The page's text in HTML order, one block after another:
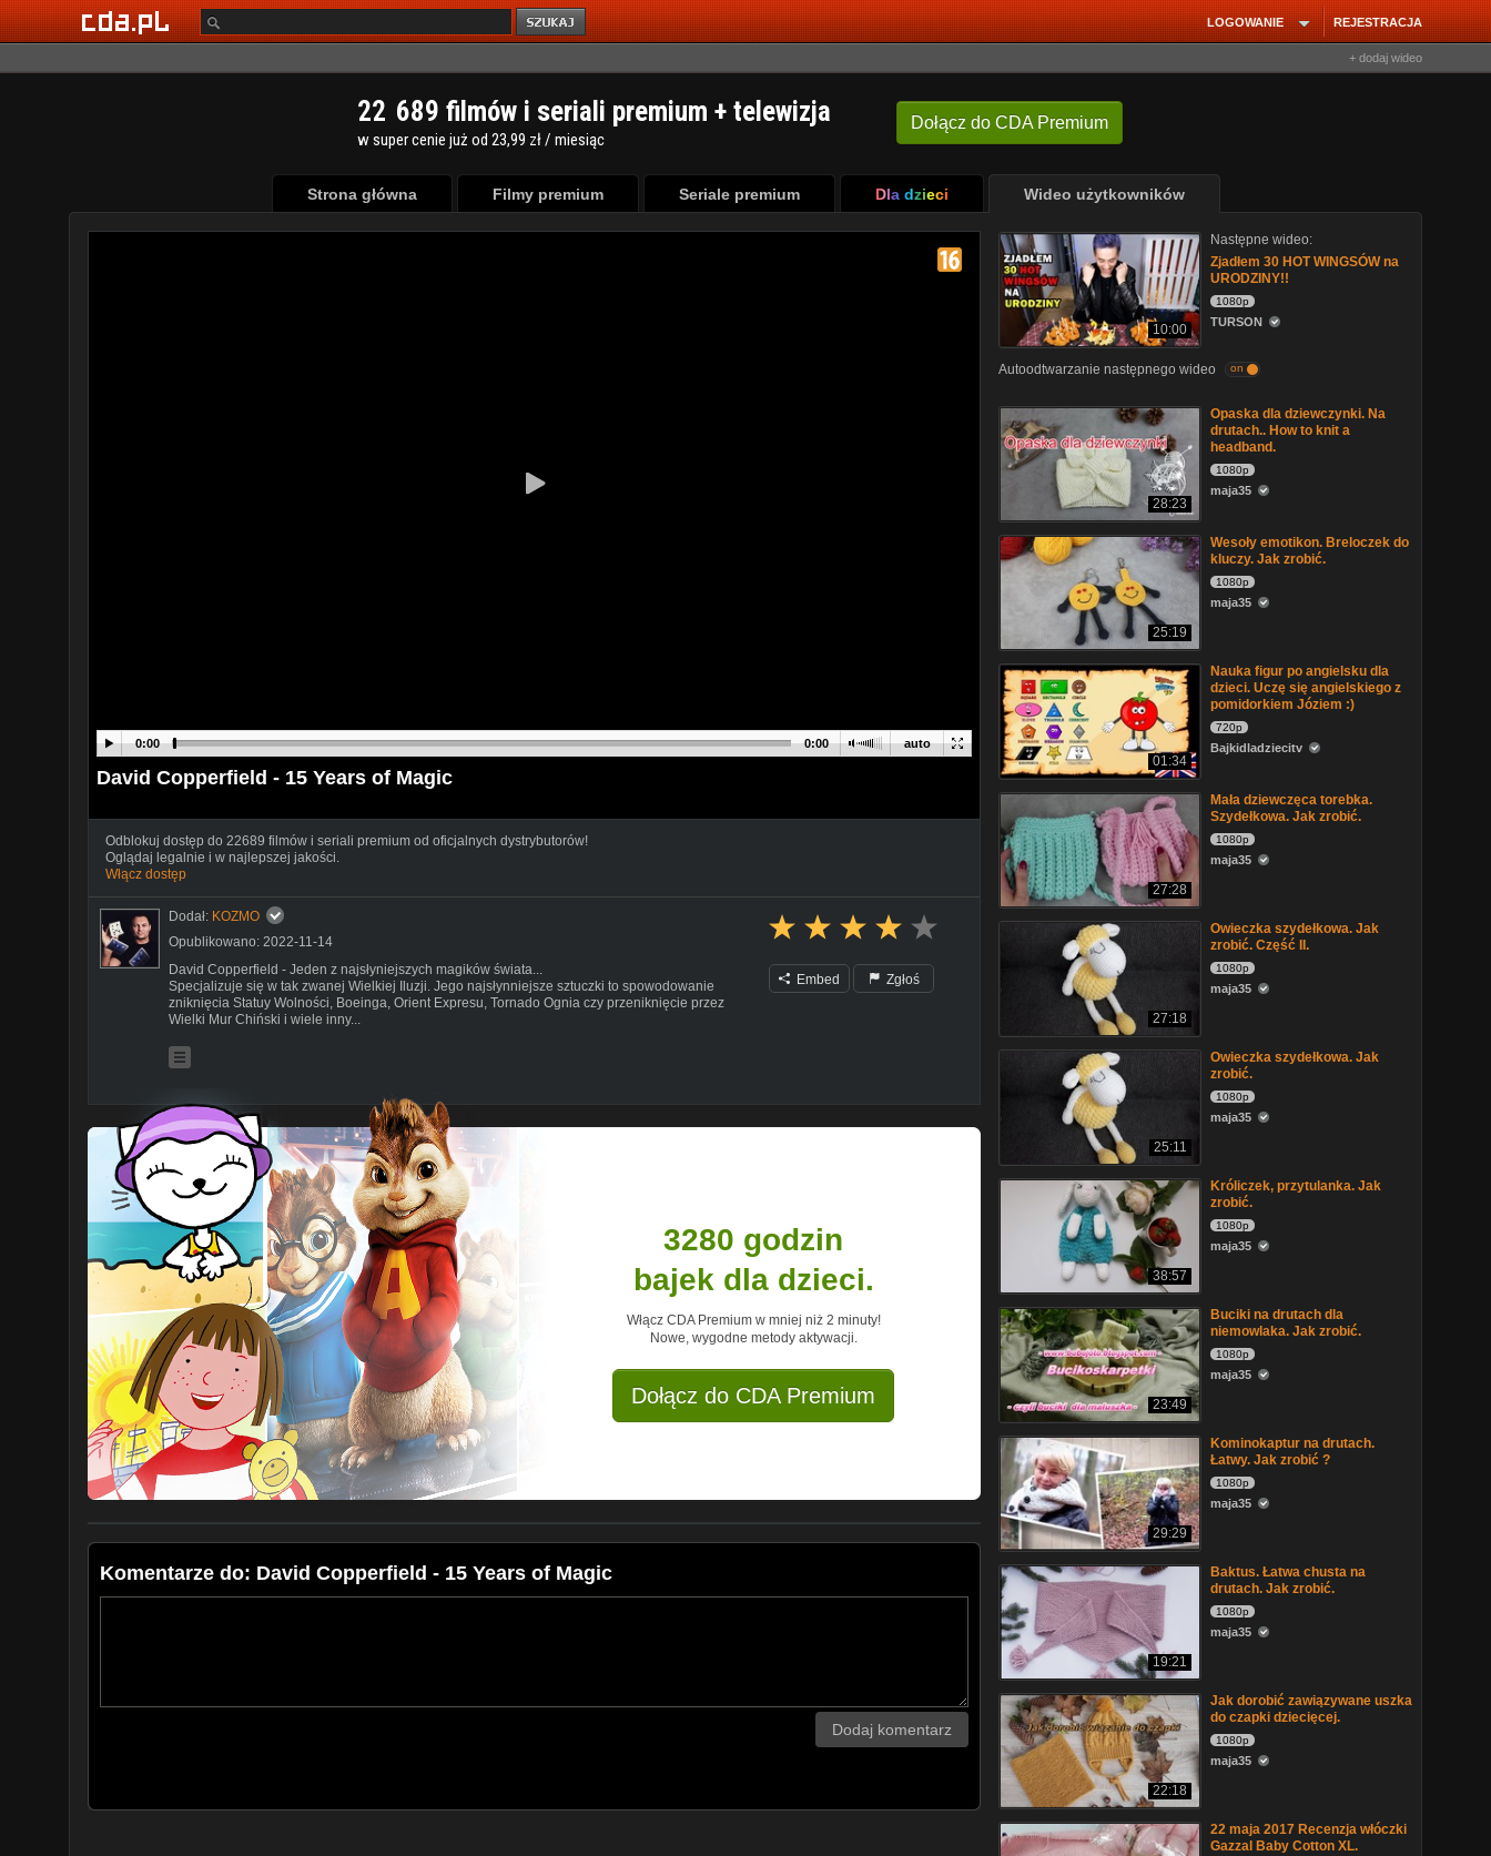
REJESTRACJA
LOGOWANIE
+ dodaj wideo
Dołącz do CDA Premium
22 689 filmów i seriali premium + telewizja
w super cenie już od 23,99 zł / miesiąc
Strona główna Filmy premium Seriale premium Dla dzieci Wideo użytkowników
auto
0:00 0:00
David Copperfield - 15 Years of Magic
Odblokuj dostęp do 22689 filmów i seriali premium od oficjalnych dystrybutorów!
Oglądaj legalnie i w najlepszej jakości.
Włącz dostęp
Dodał: KOZMO
Opublikowano: 2022-11-14
David Copperfield - Jeden z najsłyniejszych magików świata...
Specjalizuje się w tak zwanej Wielkiej Iluzji. Jego najsłynniejsze sztuczki to spowodowanie
zniknięcia Statuy Wolności, Boeinga, Orient Expresu, Tornado Ognia czy przeniknięcie przez
Wielki Mur Chiński i wiele inny...
Embed Zgłoś
3280 godzin
bajek dla dzieci.
Włącz CDA Premium w mniej niż 2 minuty!
Nowe, wygodne metody aktywacji.
Dołącz do CDA Premium
Komentarze do: David Copperfield - 15 Years of Magic
Dodaj komentarz
10:00
Następne wideo:
Zjadłem 30 HOT WINGSÓW na
URODZINY!!
1080p
TURSON
Autoodtwarzanie następnego wideo on
28:23
Opaska dla dziewczynki. Na
drutach.. How to knit a
headband.
1080p
maja35
25:19
Wesoły emotikon. Breloczek do
kluczy. Jak zrobić.
1080p
maja35
01:34
Nauka figur po angielsku dla
dzieci. Uczę się angielskiego z
pomidorkiem Józiem :)
720p
Bajkidladziecitv
27:28
Mała dziewczęca torebka.
Szydełkowa. Jak zrobić.
1080p
maja35
27:18
Owieczka szydełkowa. Jak
zrobić. Część II.
1080p
maja35
25:11
Owieczka szydełkowa. Jak
zrobić.
1080p
maja35
38:57
Króliczek, przytulanka. Jak
zrobić.
1080p
maja35
23:49
Buciki na drutach dla
niemowlaka. Jak zrobić.
1080p
maja35
29:29
Kominokaptur na drutach.
Łatwy. Jak zrobić ?
1080p
maja35
19:21
Baktus. Łatwa chusta na
drutach. Jak zrobić.
1080p
maja35
22:18
Jak dorobić zawiązywane uszka
do czapki dziecięcej.
1080p
maja35
22 maja 2017 Recenzja włóczki
Gazzal Baby Cotton XL.